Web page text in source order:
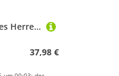
Generisch Elevate Shoes Herren 6-10Cm Unisex Elevator Schuhe Mesh Höhenverstellbare Elevateshoes Plateau Unsichtbare Casual Walking Height Booster Hohe Sneaker
37,98 €